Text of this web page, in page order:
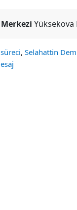
Yüksekova
, Selahattin